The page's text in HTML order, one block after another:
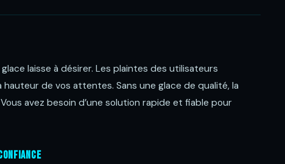
laisse à désirer. Les plaintes des utilisateurs
hauteur de vos attentes. Sans une glace de qualité, la
avez besoin d’une solution rapide et fiable pour